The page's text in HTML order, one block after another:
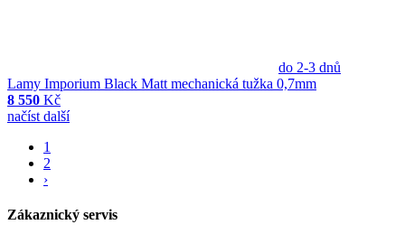
do 2-3 dnů
Lamy Imporium Black Matt mechanická tužka 0,7mm
8 550 Kč
načíst další
1
2
›
Zákaznický servis